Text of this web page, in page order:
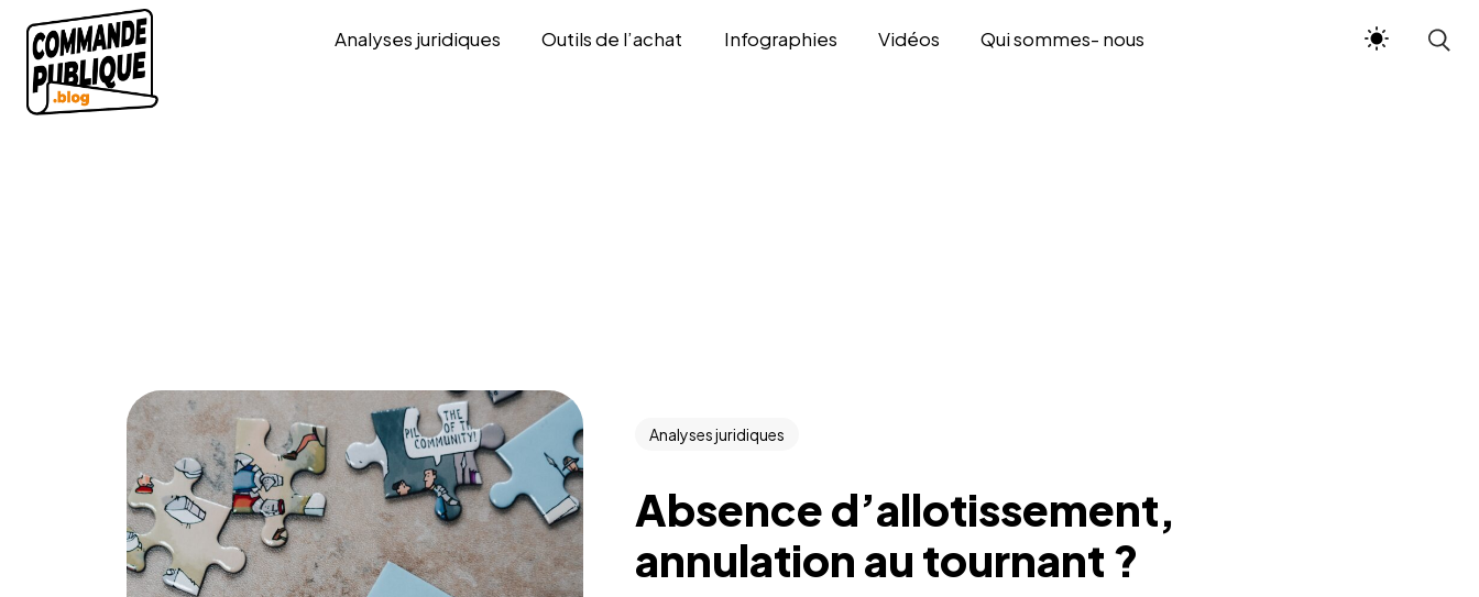
Analyses juridiques Outils de l’achat Infographies Vidéos Qui sommes- nous
Analyses juridiques
Absence d’allotissement,
annulation au tournant ?